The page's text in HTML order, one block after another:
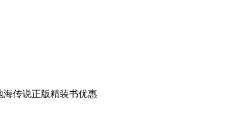
海传说正版精装书优惠